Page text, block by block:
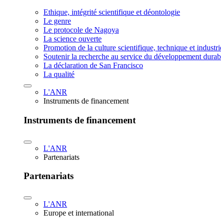
Ethique, intégrité scientifique et déontologie
Le genre
Le protocole de Nagoya
La science ouverte
Promotion de la culture scientifique, technique et
Soutenir la recherche au service du développement
La déclaration de San Francisco
La qualité
L'ANR
Instruments de financement
Instruments de financement
L'ANR
Partenariats
Partenariats
L'ANR
Europe et international